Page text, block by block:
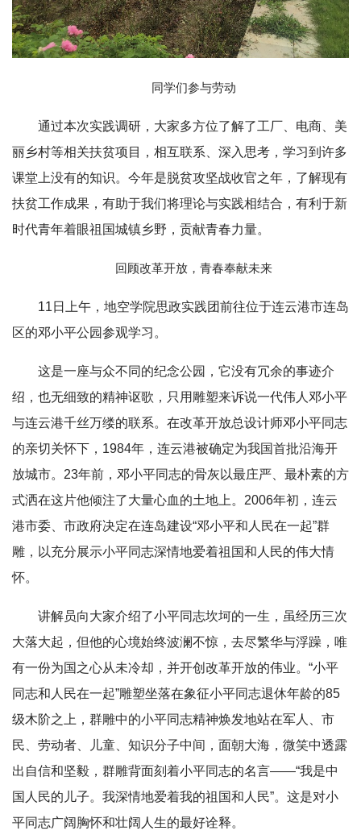
同学们参与劳动
通过本次实践调研，大家多方位了解了工厂、电商、美
丽乡村等相关扶贫项目，相互联系、深入思考，学习到许多
课堂上没有的知识。今年是脱贫攻坚战收官之年，了解现有
扶贫工作成果，有助于我们将理论与实践相结合，有利于新
时代青年着眼祖国城镇乡野，贡献青春力量。
回顾改革开放，青春奉献未来
11日上午，地空学院思政实践团前往位于连云港市连岛
区的邓小平公园参观学习。
这是一座与众不同的纪念公园，它没有冗余的事迹介
绍，也无细致的精神讴歌，只用雕塑来诉说一代伟人邓小平
与连云港千丝万缕的联系。在改革开放总设计师邓小平同志
的亲切关怀下，1984年，连云港被确定为我国首批沿海开
放城市。23年前，邓小平同志的骨灰以最庄严、最朴素的方
式洒在这片他倾注了大量心血的土地上。2006年初，连云
港市委、市政府决定在连岛建设“邓小平和人民在一起”群
雕，以充分展示小平同志深情地爱着祖国和人民的伟大情
怀。
讲解员向大家介绍了小平同志坎坷的一生，虽经历三次
大落大起，但他的心境始终波澜不惊，去尽繁华与浮躁，唯
有一份为国之心从未冷却，并开创改革开放的伟业。“小平
同志和人民在一起”雕塑坐落在象征小平同志退休年龄的85
级木阶之上，群雕中的小平同志精神焕发地站在军人、市
民、劳动者、儿童、知识分子中间，面朝大海，微笑中透露
出自信和坚毅，群雕背面刻着小平同志的名言——“我是中
国人民的儿子。我深情地爱着我的祖国和人民”。这是对小
平同志广阔胸怀和壮阔人生的最好诠释。